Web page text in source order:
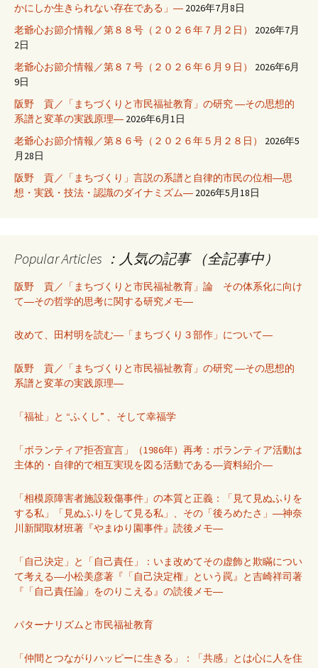
かにしか生きられない存在である」― 2026年7月8日
老爺心お節介情報／第８８号（２０２６年７月２日）
2026年7月
2日
老爺心お節介情報／第８７号（２０２６年６月９日）
2026年6月
9日
阪野 貢／「まちづくりと市民福祉教育」の研究 ―その思想的
系譜と変革の実践原理― 2026年6月1日
老爺心お節介情報／第８６号（２０２６年５月２８日）
2026年5
月28日
阪野 貢／「まちづくり」言説の系譜と自律的市民の位相―思
想・実践・技法・認識のダイナミズム― 2026年5月18日
Popular Articles ：人気の記事 （全記事中）
阪野 貢／「まちづくりと市民福祉教育」論 その体系化に向け
て―その哲学的思考に関する研究メモ―
改めて、田村明を読む―「まちづくり３部作」について―
阪野 貢／「まちづくりと市民福祉教育」の研究 ―その思想的
系譜と変革の実践原理―
「福祉」と “ふくし” 、そして幸福学
「ボランティア拒否宣言」（1986年）再考：ボランティア活動は
主体的・自律的で相互実現を図る活動である―資料紹介―
「相模原障害者施設殺傷事件」の本質と正義：「見て見ぬふりを
する私」「見ぬふりをして見る私」、その「後ろめたさ」―神奈
川新聞取材班著『やまゆり園事件』読後メモ―
「自己決定」と「自己責任」：いま改めてその虚飾と欺瞞につい
て考える―小松美彦著『「自己決定権」という罠』と吉崎祥司著
『「自己責任論」をのりこえる』の読後メモ―
パターナリズムと市民福祉教育
「仲間とつながりハッピーに生きる」：「共感」とは心に人を住